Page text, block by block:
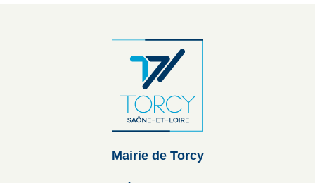
Mairie de Torcy